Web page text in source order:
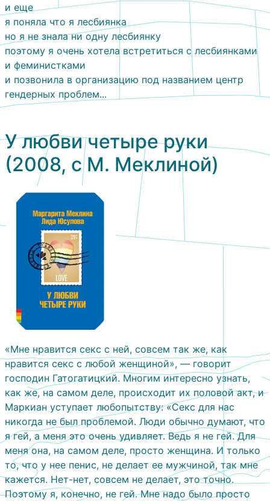
и еще
я поняла что я лесбиянка
но я не знала ни одну лесбиянку
поэтому я очень хотела встретиться с лесбиянками
и феминистками
и позвонила в организацию под названием центр
гендерных проблем...
У любви четыре руки
(2008, с М. Меклиной)
«Мне нравится секс с ней, совсем так же, как
нравится секс с любой женщиной», — говорит
господин Гатогатицкий. Многим интересно узнать,
как же, на самом деле, происходит их половой акт, и
Маркиан уступает любопытству: «Секс для нас
никогда не был проблемой. Люди обычно думают, что
я гей, а меня это очень удивляет. Ведь я не гей. Для
меня она, на самом деле, просто женщина. И только
то, что у нее пенис, не делает ее мужчиной, так мне
кажется. Нет-нет, совсем не делает, это точно.
Поэтому я, конечно, не гей. Мне надо было просто